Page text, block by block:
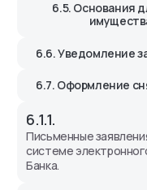
6.5. Основания
6.6. Уведомление
6.7. Оформление
6.1.1.
Письменные
системе
Банка.